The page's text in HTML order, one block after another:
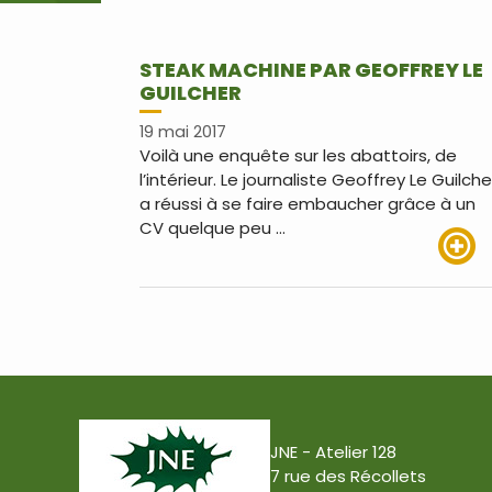
STEAK MACHINE PAR GEOFFREY LE
GUILCHER
19 mai 2017
Voilà une enquête sur les abattoirs, de
l’intérieur. Le journaliste Geoffrey Le
a réussi à se faire embaucher grâce à un
CV quelque peu …
JNE - Atelier 128
7 rue des Récollets